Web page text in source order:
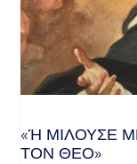
«Ή ΜΙΛΟΎΣΕ
Ν ΘΕΌ»